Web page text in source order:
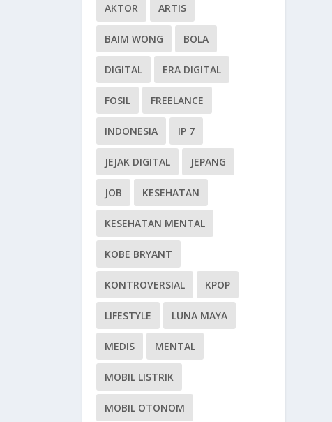
AKTOR ARTIS
BAIM WONG BOLA
DIGITAL ERA DIGITAL
FOSIL FREELANCE
INDONESIA IP 7
JEJAK DIGITAL JEPANG
JOB KESEHATAN
KESEHATAN MENTAL
KOBE BRYANT
KONTROVERSIAL KPOP
LIFESTYLE LUNA MAYA
MEDIS MENTAL
MOBIL LISTRIK
MOBIL OTONOM